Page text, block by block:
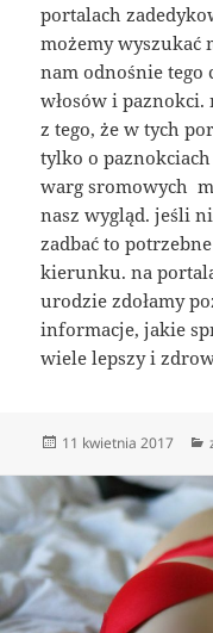
portalach
możemy wyszukać
nam odnośnie tego
włosów i
z tego, że w tych
tylko o
warg sromowych
nasz wygląd. jeśli
zadbać to
kierunku. na
urodzie zdołamy
informacje, jakie
wiele lepszy i
Data
11 kwietnia 2017